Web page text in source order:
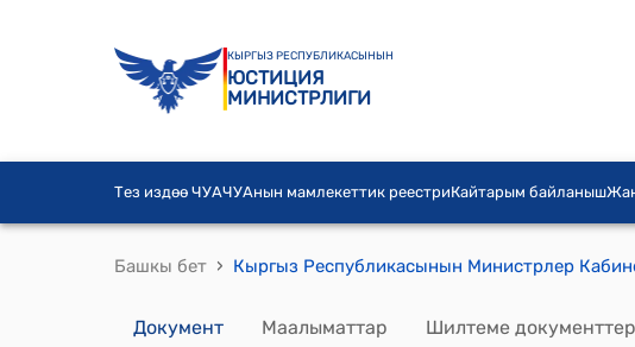
КЫРГЫЗ РЕСПУБЛИКАСЫНЫН
ЮСТИЦИЯ
МИНИСТРЛИГИ
Тез издөө ЧУАЧУАнын мамлекеттик реестриКайтарым байланыш
Башкы бет ›
Документ Маалыматтар Шилтеме документтер